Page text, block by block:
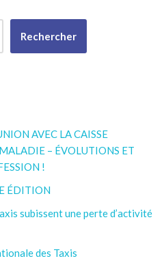
Rechercher
AVEC LA CAISSE
– ÉVOLUTIONS ET
!
ÉDITION
subissent une perte d’activité
des Taxis